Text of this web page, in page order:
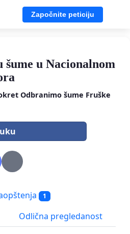
Započnite peticiju
šume u Nacionalnom
Odbranimo šume Fruške
1
Odlična pregledanost